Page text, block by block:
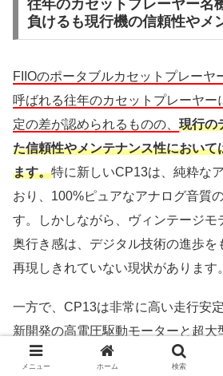
往年のカセットプレーヤー名
負けるも現行機の信頼性やメ
FIIOのポータブルカセットプレーヤ
呼ばれる往年のカセットプレーヤー
定の差が認められるものの、 現行の
た信頼性やメンテナンス性において
ます。特に新しいCP13は、純粋な
おり、100%ピュアなアナログ音質
す。しかしながら、ヴィンテージモ
奥行き感は、デジタル技術の進歩を
再現しきれていない現状があります。
一方で、CP13は非常に高い走行安
新開発の高電圧駆動モーターと超大
蔵したことにより、テープの挙動
メニュー ホーム 検索